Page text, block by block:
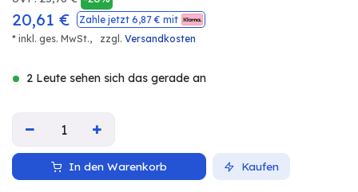
20,61 € Zahle jetzt 6,87€ mit
* inkl. ges. MwSt.,
zzgl. Versandkosten
2 Leute sehen sich das gerade an
In den Warenkorb Kaufen